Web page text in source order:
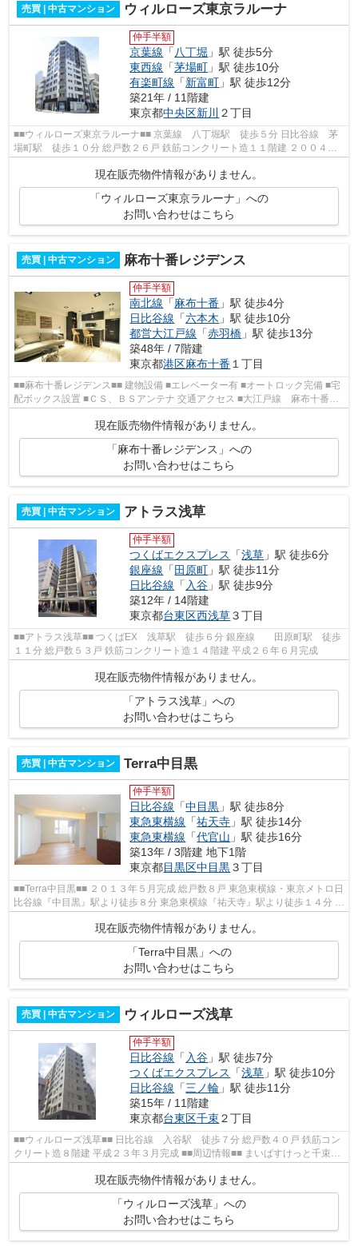
売買 | 中古マンション ウィルローズ東京ラルーナ
仲手半額
京葉線 「 八丁堀 」駅 徒歩5分
東西線 「茅場町 」駅 徒歩10分
有楽町線 「新富町 」駅 徒歩12分
築21年 / 11階建
東京都中央区新川 ２丁目
■■ウィルローズ東京ラルーナ■■ 京葉線 八丁堀駅 徒歩５分 日比谷線 茅
場町駅 徒歩１０分 総戸数２６戸 鉄筋コンクリート造１１階建 ２００４年
１１月完成
現在販売物件情報がありません。
「ウィルローズ東京ラルーナ」への
お問い合わせはこちら
売買 | 中古マンション 麻布十番レジデンス
仲手半額
南北線 「麻布十番 」駅 徒歩4分
日比谷線 「六本木 」駅 徒歩10分
都営大江戸線 「赤羽橋 」駅 徒歩13分
築48年 / 7階建
東京都港区麻布十番 １丁目
■■麻布十番レジデンス■■ 建物設備 ■エレベーター有 ■オートロック完備 ■宅
配ボックス設置 ■ＣＳ、ＢＳアンテナ 交通アクセス ■大江戸線 麻布十番
現在販売物件情報がありません。
「麻布十番レジデンス」への
お問い合わせはこちら
売買 | 中古マンション アトラス浅草
仲手半額
つくばエクスプレス 「浅草 」駅 徒歩6分
銀座線 「 田原町 」駅 徒歩11分
日比谷線 「 入谷 」駅 徒歩9分
築12年 / 14階建
東京都台東区西浅草３丁目
■■アトラス浅草■■ つくばEX 浅草駅 徒歩６分 銀座線 田原町駅 徒歩
１１分 総戸数５３戸 鉄筋コンクリート造１４階建 平成２６年６月完成
現在販売物件情報がありません。
「アトラス浅草」への
お問い合わせはこちら
売買 | 中古マンション Terra中目黒
仲手半額
日比谷線 「中目黒 」駅 徒歩8分
東急東横線 「祐天寺 」駅 徒歩14分
東急東横線 「代官山 」駅 徒歩16分
築13年 / 3階建 地下1階
東京都目黒区中目黒３丁目
■■Terra中目黒■■ ２０１３年５月完成 総戸数８戸 東急東横線・東京メトロ日
比谷線『中目黒』駅より徒歩８分 東急東横線『祐天寺』駅より徒歩１４分 オ
ートロック、宅配ボックス完備...
現在販売物件情報がありません。
「Terra中目黒」への
お問い合わせはこちら
売買 | 中古マンション ウィルローズ浅草
仲手半額
日比谷線 「 入谷 」駅 徒歩7分
つくばエクスプレス
「浅草 」駅 徒歩10分
日比谷線 「三ノ輪 」駅 徒歩11分
築15年 / 11階建
東京都台東区千束２丁目
■■ウィルローズ浅草■■ 日比谷線 入谷駅 徒歩７分 総戸数４０戸 鉄筋コン
クリート造８階建 平成２３年３月完成 ■■周辺情報■■ まいばすけっと千束3
現在販売物件情報がありません。
「ウィルローズ浅草」への
お問い合わせはこちら